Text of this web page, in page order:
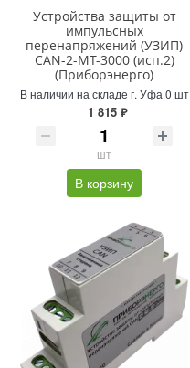
Устройства защиты от
импульсных
перенапряжений (УЗИП)
CAN-2-MT-3000 (исп.2)
(Приборэнерго)
В наличии на складе г. Уфа 0 шт
1 815 ₽
шт
В корзину